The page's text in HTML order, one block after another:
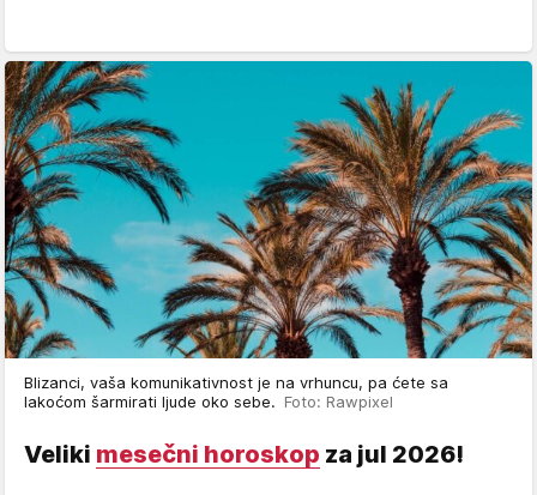
Blizanci, vaša komunikativnost je na vrhuncu, pa ćete sa
lakoćom šarmirati ljude oko sebe. Foto: Rawpixel
Veliki mesečni horoskop za jul 2026!